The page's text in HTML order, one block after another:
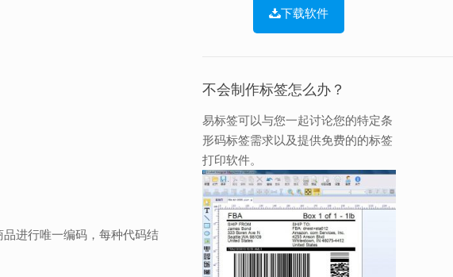
进行唯一编码，每种代码结
下载软件
不会制作标签怎么办？
易标签可以与您一起讨论您的特定条
形码标签需求以及提供免费的的标签
打印软件。